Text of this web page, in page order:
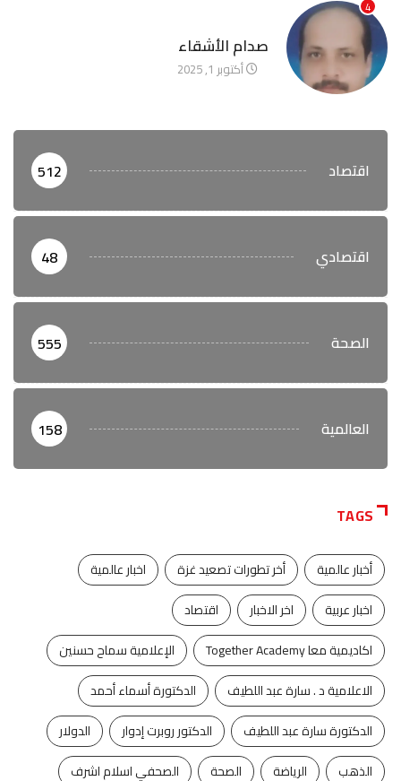
4
صدام الأشقاء
أكتوبر 1, 2025
اقتصاد 512
اقتصادي 48
الصحة 555
العالمية 158
TAGS
أخبار عالمية أخر تطورات تصعيد غزة
اخبار عالمية
اخبار عربية
اخر الاخبار
اقتصاد
اكاديمية معا Together Academy
الإعلامية سماح حسنين
الاعلامية د . سارة عبد اللطيف
الدكتورة أسماء أحمد
الدكتورة سارة عبد اللطيف
الدكتور روبرت إدوار
الدولار
الذهب
الرياضة الصحة الصحفي اسلام اشرف